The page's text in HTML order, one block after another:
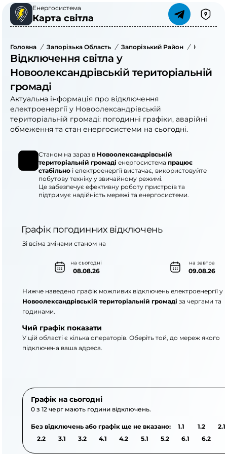
Енергосистема
Карта світла
Головна / Запорізька Область / Запорізький Район /
Відключення світла у
Новоолександрівській територіальній
громаді
Актуальна інформація про відключення
електроенергії у Новоолександрівській
територіальній громаді: погодинні графіки, аварійні
обмеження та стан енергосистеми на сьогодні.
Станом на зараз в Новоолександрівській
територіальній громаді енергосистема працює
стабільно і електроенергії вистачає, використовуйте
побутову техніку у звичайному режимі.
Це забезпечує ефективну роботу пристроїв та
підтримує надійність мережі та енергосистеми.
Графік погодинних відключень
на сьогодні
08.08.26
на завтра
09.08.26
Зі всіма змінами станом на
Нижче наведено графік можливих відключень електроенергії у
Новоолександрівській територіальній громаді за чергами та
годинами.
Чий графік показати
У цій області є кілька операторів. Оберіть той, до мереж якого
підключена ваша адреса.
Графік на сьогодні
0 з 12 черг мають години відключень.
Без відключень або графік ще не вказано: 1.1 1.2
2.1
2.2
3.1 3.2 4.1 4.2 5.1 5.2 6.1 6.2